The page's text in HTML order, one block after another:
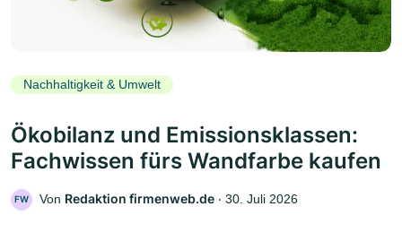
Nachhaltigkeit & Umwelt
Ökobilanz und Emissionsklassen:
Fachwissen fürs Wandfarbe kaufen
FW Von Redaktion firmenweb.de ‧ 30. Juli 2026